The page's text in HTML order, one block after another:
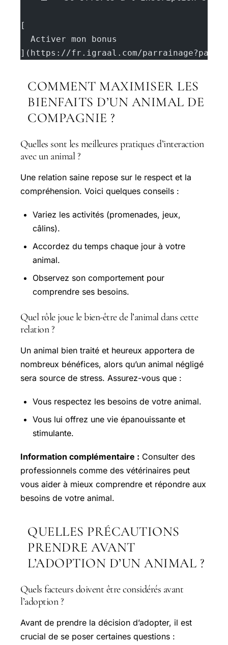
[
  Activer mon bonus
](https://fr.igraal.com/
COMMENT MAXIMISER LES
BIENFAITS D’UN ANIMAL DE
COMPAGNIE ?
Quelles sont les meilleures pratiques d’interaction
avec un animal ?
Une relation saine repose sur le respect et la
compréhension. Voici quelques conseils :
Variez les activités (promenades, jeux,
câlins).
Accordez du temps chaque jour à votre
animal.
Observez son comportement pour
comprendre ses besoins.
Quel rôle joue le bien-être de l’animal dans cette
relation ?
Un animal bien traité et heureux apportera de
nombreux bénéfices, alors qu’un animal négligé
sera source de stress. Assurez-vous que :
Vous respectez les besoins de votre animal.
Vous lui offrez une vie épanouissante et
stimulante.
Information complémentaire : Consulter des
professionnels comme des vétérinaires peut
vous aider à mieux comprendre et répondre aux
besoins de votre animal.
QUELLES PRÉCAUTIONS
PRENDRE AVANT
L’ADOPTION D’UN ANIMAL ?
Quels facteurs doivent être considérés avant
l’adoption ?
Avant de prendre la décision d’adopter, il est
crucial de se poser certaines questions :